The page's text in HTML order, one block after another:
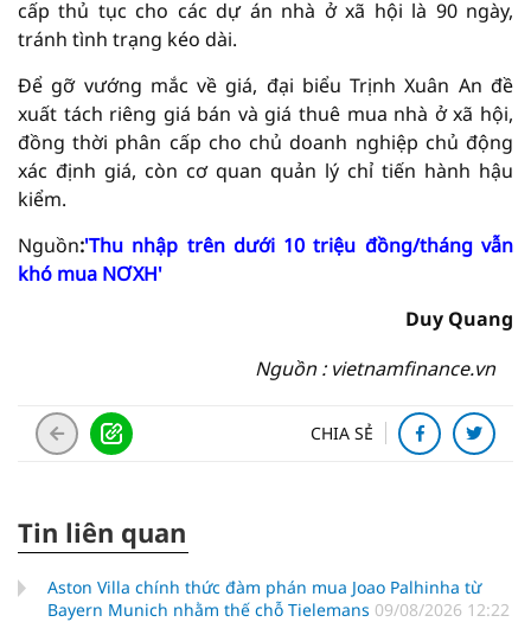
cấp thủ tục cho các dự án nhà ở xã hội là 90 ngày,
tránh tình trạng kéo dài.
Để gỡ vướng mắc về giá, đại biểu Trịnh Xuân An đề
xuất tách riêng giá bán và giá thuê mua nhà ở xã hội,
đồng thời phân cấp cho chủ doanh nghiệp chủ động
xác định giá, còn cơ quan quản lý chỉ tiến hành hậu
kiểm.
Nguồn:'Thu nhập trên dưới 10 triệu đồng/tháng vẫn
khó mua NƠXH'
Duy Quang
Nguồn : vietnamfinance.vn
CHIA SẺ
Tin liên quan
Aston Villa chính thức đàm phán mua Joao Palhinha từ
Bayern Munich nhằm thế chỗ Tielemans 09/08/2026 12:22